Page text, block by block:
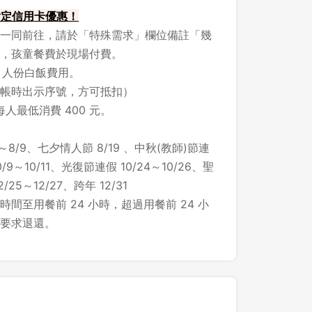
信用卡優惠！
同前往，請於「特殊需求」欄位備註「幾
孩童餐費於現場付費。
份白飯費用。
時出示序號，方可抵扣）
最低消費 400 元。
8/9、七夕情人節 8/19 、中秋(教師)節連
～10/11、光復節連假 10/24～10/26、聖
25～12/27、跨年 12/31
間至用餐前 24 小時，超過用餐前 24 小
求退還。